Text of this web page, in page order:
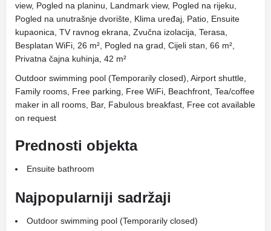
view, Pogled na planinu, Landmark view, Pogled na rijeku,
Pogled na unutrašnje dvorište, Klima uređaj, Patio, Ensuite
kupaonica, TV ravnog ekrana, Zvučna izolacija, Terasa,
Besplatan WiFi, 26 m², Pogled na grad, Cijeli stan, 66 m²,
Privatna čajna kuhinja, 42 m²
Outdoor swimming pool (Temporarily closed), Airport shuttle,
Family rooms, Free parking, Free WiFi, Beachfront, Tea/coffee
maker in all rooms, Bar, Fabulous breakfast, Free cot available
on request
Prednosti objekta
Ensuite bathroom
Najpopularniji sadržaji
Outdoor swimming pool (Temporarily closed)